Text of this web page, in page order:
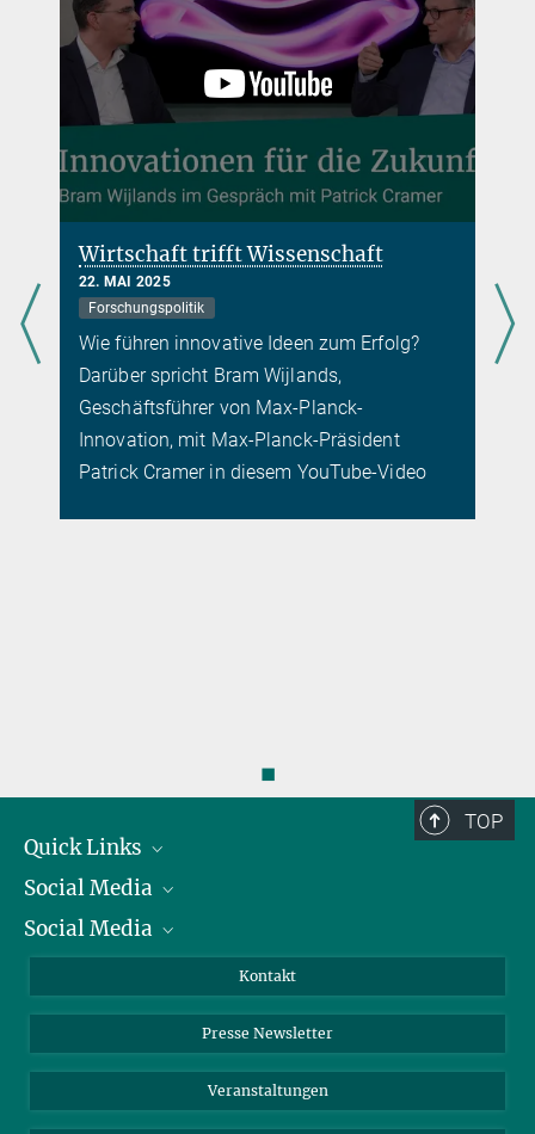
Wirtschaft trifft Wissenschaft
22. MAI 2025
Forschungspolitik
Wie führen innovative Ideen zum Erfolg?
Darüber spricht Bram Wijlands,
Geschäftsführer von Max-Planck-
Innovation, mit Max-Planck-Präsident
Patrick Cramer in diesem YouTube-Video
◼
TOP
Quick Links
Präsident
Zahlen und Fakten
Meldestelle Fehlverhalten
Social Media
Bluesky
TikTok
Social Media
Instagram
YouTube
Kontakt
Presse Newsletter
Veranstaltungen